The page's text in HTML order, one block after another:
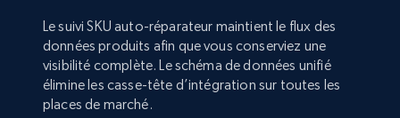
Le suivi SKU auto-réparateur maintient le flux des
données produits afin que vous conserviez une
visibilité complète. Le schéma de données unifié
élimine les casse-tête d’intégration sur toutes les
places de marché.